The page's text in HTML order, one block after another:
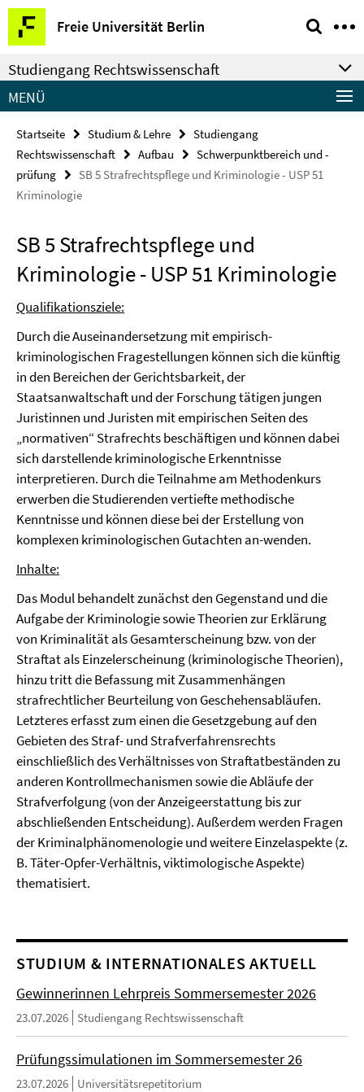
Springe
direkt
zu
Inhalt
Freie Universität Berlin
Service-
Navigation
Studiengang Rechtswissenschaft
MENÜ
Startseite Studium & Lehre
Studiengang
Rechtswissenschaft
Aufbau
Schwerpunktbereich und -
prüfung
SB 5 Strafrechtspflege und Kriminologie - USP 51
Kriminologie
SB 5 Strafrechtspflege und
Kriminologie - USP 51 Kriminologie
Qualifikationsziele:
Durch die Auseinandersetzung mit empirisch-
kriminologischen Fragestellungen können sich die künftig
in den Bereichen der Gerichtsbarkeit, der
Staatsanwaltschaft und der Forschung tätigen jungen
Juristinnen und Juristen mit empirischen Seiten des
„normativen“ Strafrechts beschäftigen und können dabei
sich darstellende kriminologische Erkenntnisse
interpretieren. Durch die Teilnahme am Methodenkurs
erwerben die Studierenden vertiefte methodische
Kenntnisse und können diese bei der Erstellung von
komplexen kriminologischen Gutachten an-wenden.
Inhalte:
Das Modul behandelt zunächst den Gegenstand und die
Aufgabe der Kriminologie sowie Theorien zur Erklärung
von Kriminalität als Gesamterscheinung bzw. von der
Straftat als Einzelerscheinung (kriminologische Theorien),
hinzu tritt die Befassung mit Zusammenhängen
strafrechtlicher Beurteilung von Geschehensabläufen.
Letzteres erfasst zum einen die Gesetzgebung auf den
Gebieten des Straf- und Strafverfahrensrechts
einschließlich des Verhältnisses von Straftatbeständen zu
anderen Kontrollmechanismen sowie die Abläufe der
Strafverfolgung (von der Anzeigeerstattung bis zur
abschließenden Entscheidung). Außerdem werden Fragen
der Kriminalphänomenologie und weitere Einzelaspekte (z.
B. Täter-Opfer-Verhältnis, viktimologische Aspekte)
thematisiert.
STUDIUM & INTERNATIONALES AKTUELL
Gewinnerinnen Lehrpreis Sommersemester 2026
23.07.2026 Studiengang Rechtswissenschaft
Prüfungssimulationen im Sommersemester 26
23.07.2026 Universitätsrepetitorium